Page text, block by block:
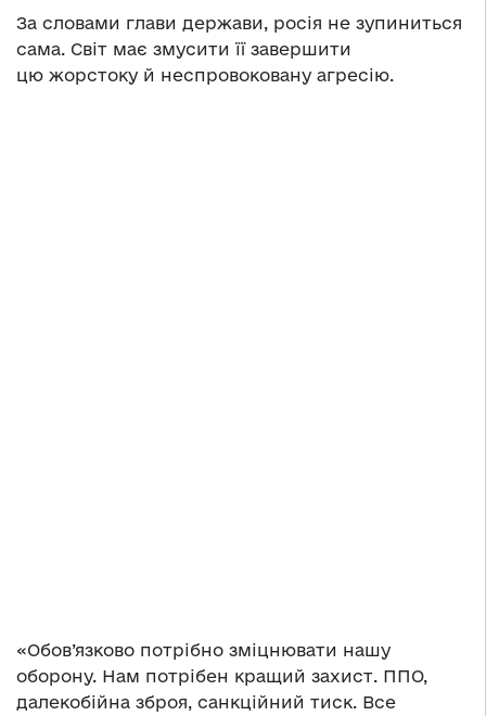
За словами глави держави, росія не зупиниться
сама. Світ має змусити її завершити
цю жорстоку й неспровоковану агресію.
«Обов’язково потрібно зміцнювати нашу
оборону. Нам потрібен кращий захист. ППО,
далекобійна зброя, санкційний тиск. Все